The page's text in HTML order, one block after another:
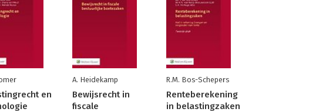
en
A. Heidekamp
Bewijsrecht in
fiscale
R.M. Bos-Schepers
Renteberekening
in belastingzaken